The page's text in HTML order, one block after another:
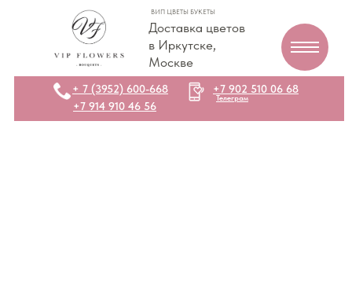
Доставка цветов
в Иркутске,
Москве
ВИП ЦВЕТЫ БУКЕТЫ
+7 914 910 46 56
+7 902 510 06 68
Телеграм
+ 7 (3952) 600-668